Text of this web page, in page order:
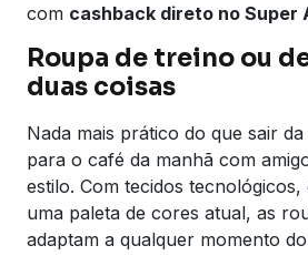
com cashback direto no Super
Roupa de treino ou
duas coisas
Nada mais prático do que sair
para o café da manhã com
estilo. Com tecidos
uma paleta de cores atual, as
adaptam a qualquer momento do